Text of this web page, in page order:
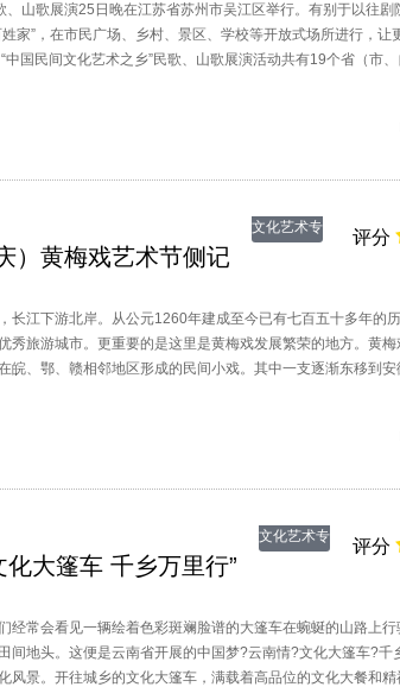
、山歌展演25日晚在江苏省苏州市吴江区举行。有别于以往剧
家”，在市民广场、乡村、景区、学校等开放式场所进行，让
中国民间文化艺术之乡”民歌、山歌展演活动共有19个省（市
参与人数超过500人次。活动共安排“中国民间文化艺术之乡”民
）黄梅戏艺术节侧记
文化艺术专
评分
长江下游北岸。从公元1260年建成至今已有七百五十多年的历
秀旅游城市。更重要的是这里是黄梅戏发展繁荣的地方。黄梅
皖、鄂、赣相邻地区形成的民间小戏。其中一支逐渐东移到安
术相结合，用当地语言说唱，逐渐形成了自己的特点。本期节
化大篷车 千乡万里行”
文化艺术专
评分
经常会看见一辆绘着色彩斑斓脸谱的大篷车在蜿蜒的山路上行
间地头。这便是云南省开展的中国梦?云南情?文化大篷车?千
风景。开往城乡的文化大篷车，满载着高品位的文化大餐和精